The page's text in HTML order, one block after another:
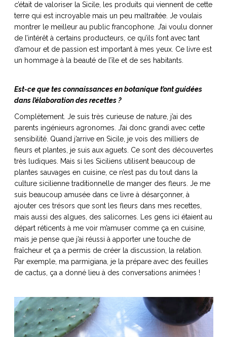
c’était de valoriser la Sicile, les produits qui viennent de cette
terre qui est incroyable mais un peu maltraitée. Je voulais
montrer le meilleur au public francophone. J’ai voulu donner
de l’intérêt à certains producteurs, ce qu’ils font avec tant
d’amour et de passion est important à mes yeux. Ce livre est
un hommage à la beauté de l’île et de ses habitants.
Est-ce que tes connaissances en botanique t’ont guidées
dans l’élaboration des recettes ?
Complètement. Je suis très curieuse de nature, j’ai des
parents ingénieurs agronomes. J’ai donc grandi avec cette
sensibilité. Quand j’arrive en Sicile, je vois des milliers de
fleurs et plantes, je suis aux aguets. Ce sont des découvertes
très ludiques. Mais si les Siciliens utilisent beaucoup de
plantes sauvages en cuisine, ce n’est pas du tout dans la
culture sicilienne traditionnelle de manger des fleurs. Je me
suis beaucoup amusée dans ce livre à désarçonner, à
ajouter ces trésors que sont les fleurs dans mes recettes,
mais aussi des algues, des salicornes. Les gens ici étaient au
départ réticents à me voir m’amuser comme ça en cuisine,
mais je pense que j’ai réussi à apporter une touche de
fraîcheur et ça a permis de créer la discussion, la relation.
Par exemple, ma parmigiana, je la prépare avec des feuilles
de cactus, ça a donné lieu à des conversations animées !